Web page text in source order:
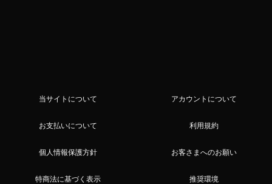
当サイトについて アカウントについて
お支払いについて 利用規約
個人情報保護方針 お客さまへのお願い
特商法に基づく表示 推奨環境